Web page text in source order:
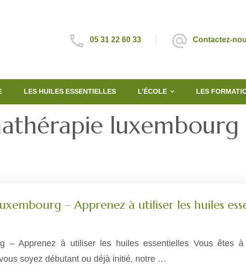
05 31 22 60 33 Contactez-
LES HUILES ESSENTIELLES L’ÉCOLE LES
luxembourg
– Apprenez à utiliser les huiles
– Apprenez à utiliser les huiles essentielles Vous êtes
soyez débutant ou déjà initié, notre …